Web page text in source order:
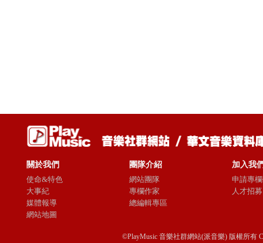
關於我們
使命&特色
大事紀
媒體報導
網站地圖
團隊介紹
網站團隊
專欄作家
總編輯專區
加入我
申請專
人才招募
©PlayMusic 音樂社群網站(派音樂) 版權所有